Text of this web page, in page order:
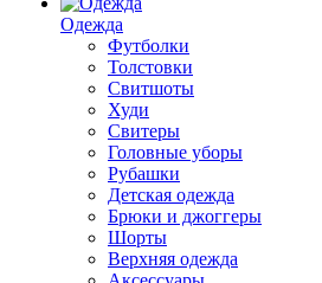
Одежда
Футболки
Толстовки
Свитшоты
Худи
Свитеры
Головные уборы
Рубашки
Детская одежда
Брюки и джоггеры
Шорты
Верхняя одежда